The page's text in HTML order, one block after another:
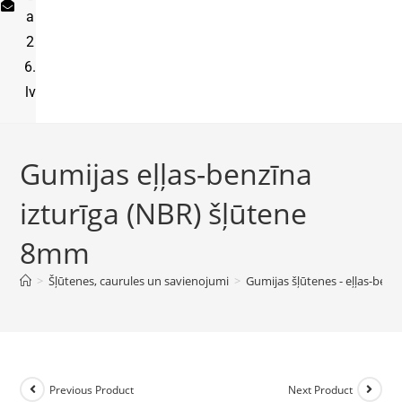
a
2
6.
lv
Gumijas eļļas-benzīna
izturīga (NBR) šļūtene
8mm
> Šļūtenes, caurules un savienojumi > Gumijas šļūtenes - eļļas-
Previous Product Next Product